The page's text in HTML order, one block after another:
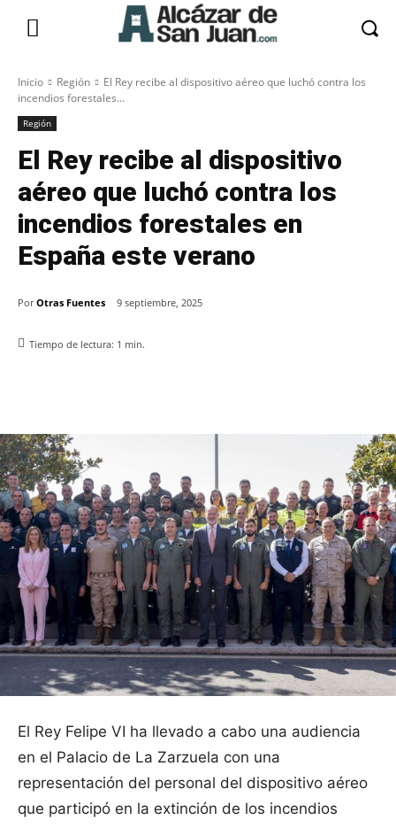
Inicio Región
El Rey recibe al dispositivo aéreo que luchó contra los
incendios forestales...
Región
El Rey recibe al dispositivo
aéreo que luchó contra los
incendios forestales en
España este verano
Por Otras Fuentes 9 septiembre, 2025
Tiempo de lectura: 1 min.
El Rey Felipe VI ha llevado a cabo una audiencia
en el Palacio de La Zarzuela con una
representación del personal del dispositivo aéreo
que participó en la extinción de los incendios